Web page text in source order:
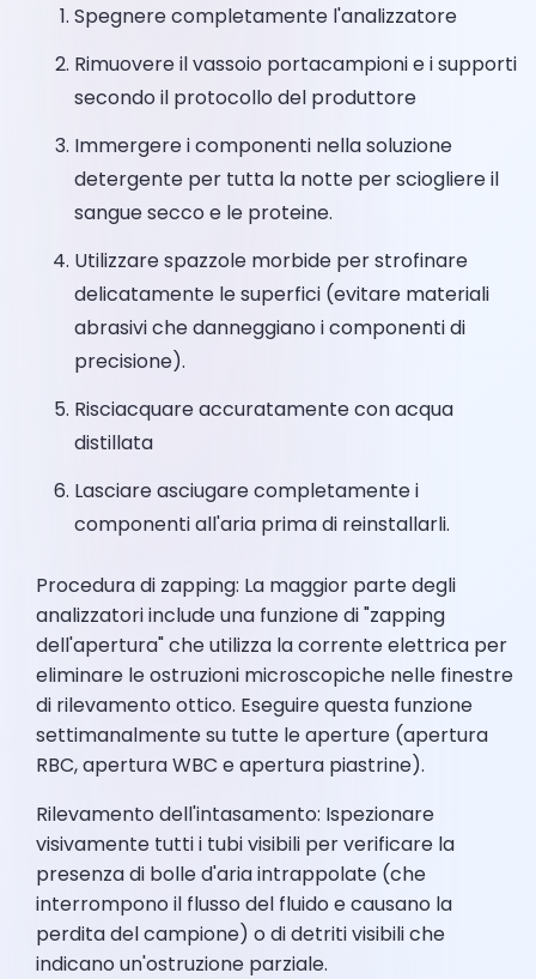
Spegnere completamente l'analizzatore
Rimuovere il vassoio portacampioni e i supporti
secondo il protocollo del produttore
Immergere i componenti nella soluzione
detergente per tutta la notte per sciogliere il
sangue secco e le proteine.
Utilizzare spazzole morbide per strofinare
delicatamente le superfici (evitare materiali
abrasivi che danneggiano i componenti di
precisione).
Risciacquare accuratamente con acqua
distillata
Lasciare asciugare completamente i
componenti all'aria prima di reinstallarli.
Procedura di zapping: La maggior parte degli
analizzatori include una funzione di "zapping
dell'apertura" che utilizza la corrente elettrica per
eliminare le ostruzioni microscopiche nelle finestre
di rilevamento ottico. Eseguire questa funzione
settimanalmente su tutte le aperture (apertura
RBC, apertura WBC e apertura piastrine).
Rilevamento dell'intasamento: Ispezionare
visivamente tutti i tubi visibili per verificare la
presenza di bolle d'aria intrappolate (che
interrompono il flusso del fluido e causano la
perdita del campione) o di detriti visibili che
indicano un'ostruzione parziale.